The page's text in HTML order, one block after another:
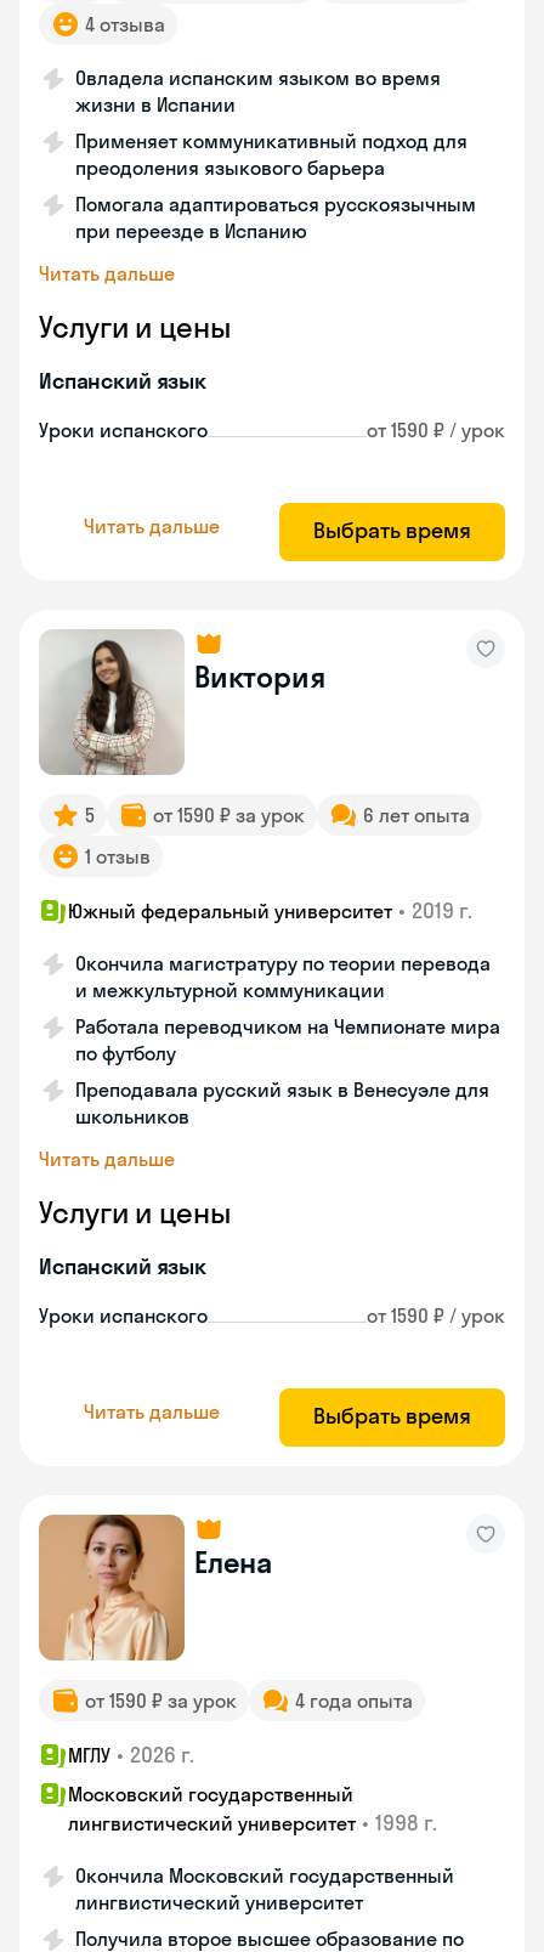
4 отзыва
Овладела испанским языком во время
жизни в Испании
Применяет коммуникативный подход для
преодоления языкового барьера
Помогала адаптироваться русскоязычным
при переезде в Испанию
Читать дальше
Услуги и цены
Испанский язык
Уроки испанского от 1590 ₽ / урок
Читать дальше Выбрать время
Виктория
5 от 1590 ₽ за урок
6 лет опыта
1 отзыв
Южный федеральный университет • 2019 г.
Окончила магистратуру по теории перевода
и межкультурной коммуникации
Работала переводчиком на Чемпионате мира
по футболу
Преподавала русский язык в Венесуэле для
школьников
Читать дальше
Услуги и цены
Испанский язык
Уроки испанского от 1590 ₽ / урок
Читать дальше Выбрать время
Елена
от 1590 ₽ за урок 4 года опыта
МГЛУ • 2026 г.
Московский государственный
лингвистический университет • 1998 г.
Окончила Московский государственный
лингвистический университет
Получила второе высшее образование по